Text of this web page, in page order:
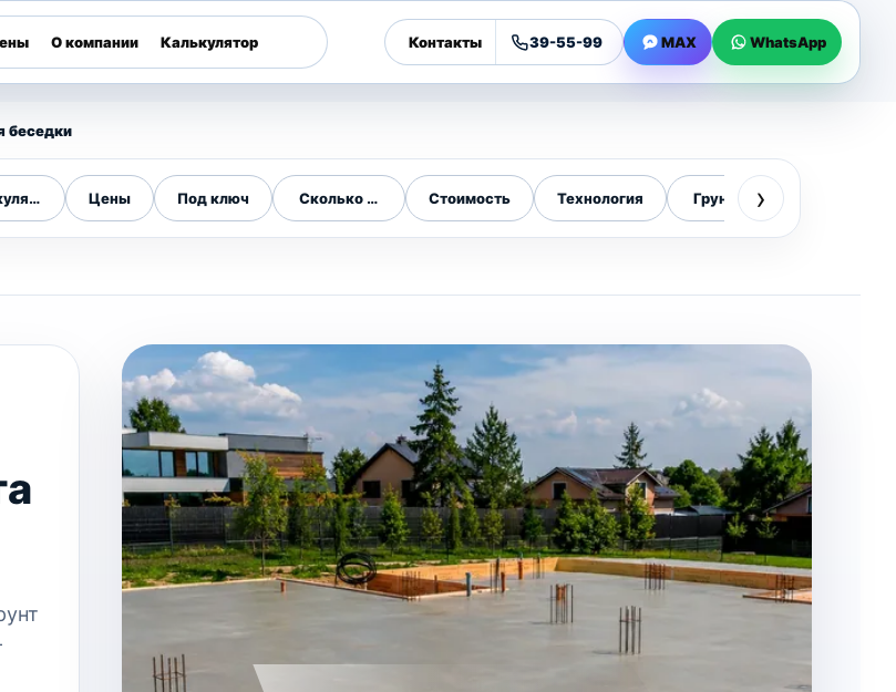
О компании Калькулятор Контакты 39-55-99 MAX WhatsApp
беседки
Цены Под ключ Сколько стоит Стоимость Технология Грунты Сахалина
›